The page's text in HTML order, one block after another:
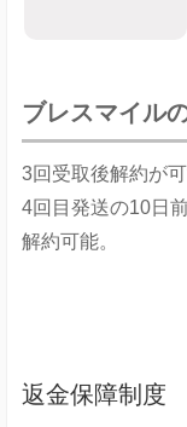
ブレスマイル
3回受取後解約が可
4回目発送の10日
解約可能。
返金保障制度